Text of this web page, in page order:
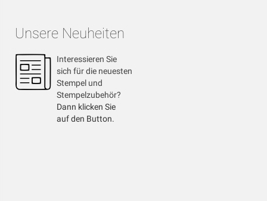
Unsere Neuheiten
Interessieren Sie
sich für die neuesten
Stempel und
Stempelzubehör?
Dann klicken Sie
auf den Button.